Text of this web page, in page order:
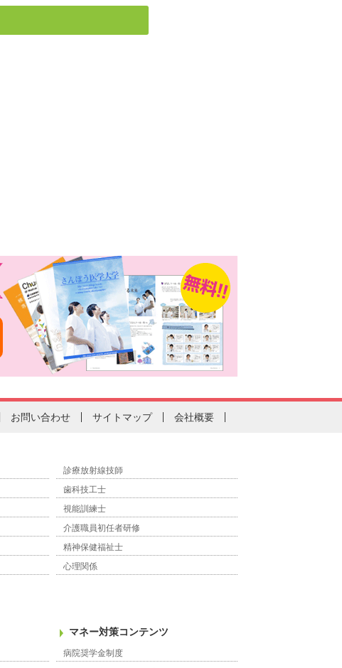
お問い合わせ サイトマップ 会社概要
診療放射線技師
歯科技工士
視能訓練士
介護職員初任者研修
精神保健福祉士
心理関係
マネー対策コンテンツ
病院奨学金制度